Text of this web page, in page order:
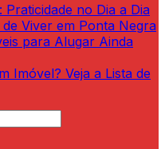
no Dia a Dia
Viver em Ponta Negra
para Alugar Ainda
Imóvel? Veja a Lista de